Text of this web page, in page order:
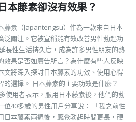
本藤素卻沒有效果？
藤素（Japantengsu）作為一款來自日本
泛關注。它被宣稱能有效改善男性勃起功
長性生活持久度，成為許多男性朋友的熱
效果是否如廣告所言？為什麼有些人反映
文將深入探討日本藤素的功效、使用心得
的選擇。 日本藤素的主要功效是什麼？
使用者表示，服用日本藤素後，他們的勃
位40多歲的男性用戶分享說： 「我之前性
日本藤素兩週後，感覺勃起時間更長，硬